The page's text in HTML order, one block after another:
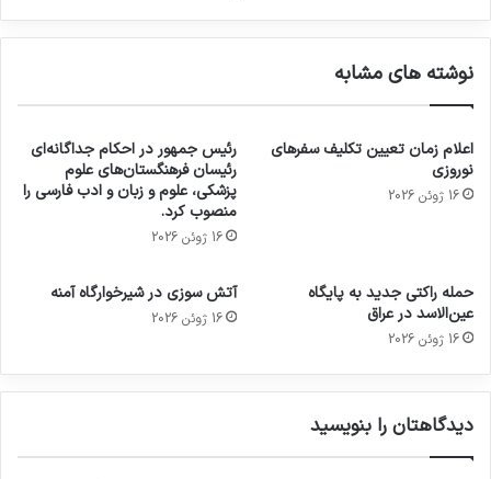
نوشته های مشابه
اعلام زمان تعیین تکلیف سفرهای
نوروزی
16 ژوئن 2026
رئیس جمهور در احکام جداگانه‌ای
رئیسان فرهنگستان‌های علوم
پزشکی، علوم و زبان و ادب فارسی را
منصوب کرد.
16 ژوئن 2026
حمله راکتی جدید به پایگاه
عین‌الاسد در عراق
16 ژوئن 2026
آتش سوزی در شیرخوارگاه آمنه
16 ژوئن 2026
دیدگاهتان را بنویسید